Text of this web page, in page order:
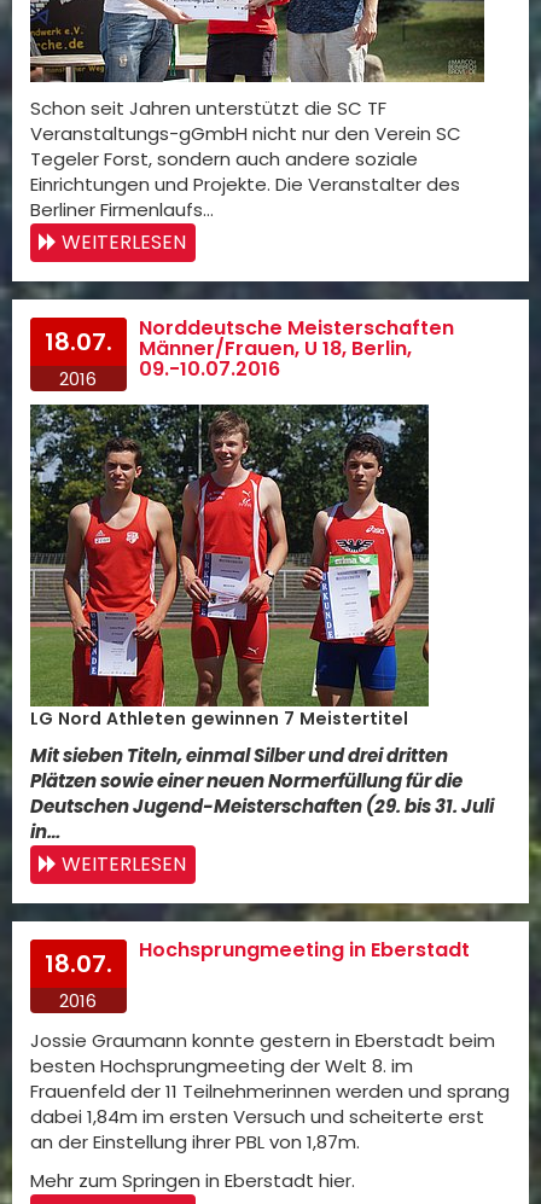
Schon seit Jahren unterstützt die SC TF
Veranstaltungs-gGmbH nicht nur den Verein SC
Tegeler Forst, sondern auch andere soziale
Einrichtungen und Projekte. Die Veranstalter des
Berliner Firmenlaufs…
WEITERLESEN
18.07.
2016
Norddeutsche Meisterschaften
Männer/Frauen, U 18, Berlin,
09.-10.07.2016
LG Nord Athleten gewinnen 7 Meistertitel
Mit sieben Titeln, einmal Silber und drei dritten
Plätzen sowie einer neuen Normerfüllung für die
Deutschen Jugend-Meisterschaften (29. bis 31. Juli
in…
WEITERLESEN
18.07.
2016
Hochsprungmeeting in Eberstadt
Jossie Graumann konnte gestern in Eberstadt beim
besten Hochsprungmeeting der Welt 8. im
Frauenfeld der 11 Teilnehmerinnen werden und sprang
dabei 1,84m im ersten Versuch und scheiterte erst
an der Einstellung ihrer PBL von 1,87m.
Mehr zum Springen in Eberstadt hier.